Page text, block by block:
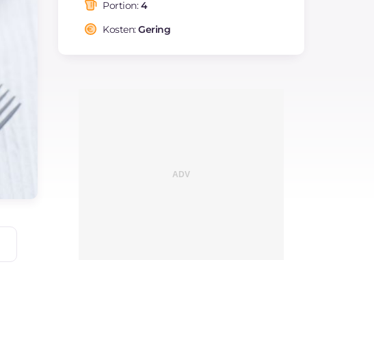
Fettsäuren
Ballaststoffe
Cholesterin
Portion:4
Kosten:Gering